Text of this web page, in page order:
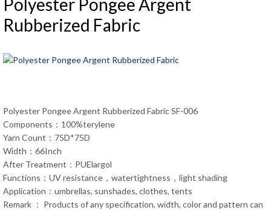
Polyester Pongee Argent
Rubberized Fabric
Polyester Pongee Argent Rubberized Fabric SF-006
Components：100%terylene
Yarn Count：75D*75D
Width：66Inch
After Treatment：PUElargol
Functions：UV resistance，watertightness，light shading
Application：umbrellas, sunshades, clothes, tents
Remark ： Products of any specification, width, color and pattern can